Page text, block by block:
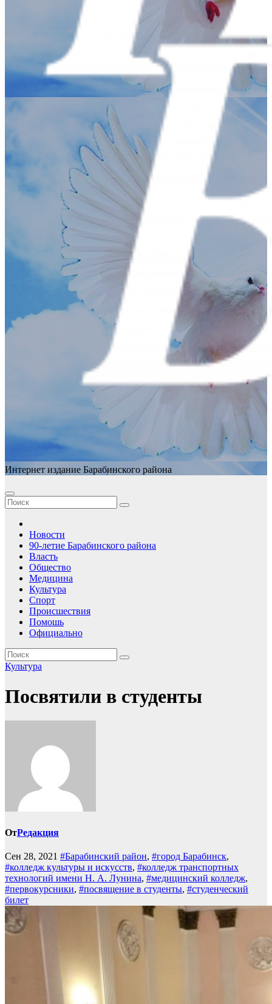
Интернет издание Барабинского района
Новости
90-летие Барабинского района
Власть
Общество
Медицина
Культура
Спорт
Происшествия
Помошь
Официально
Культура
Посвятили в студенты
ОтРедакция
Сен 28, 2021 #Барабинский район, #город Барабинск,
#колледж культуры и искусств, #колледж транспортных
технологий имени Н. А. Лунина, #медицинский колледж,
#первокурсники, #посвящение в студенты, #студенческий
билет